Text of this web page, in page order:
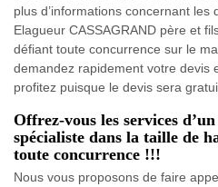
plus d’informations concernant les
Elagueur CASSAGRAND père et
défiant toute concurrence sur le
demandez rapidement votre devis
profitez puisque le devis sera
Offrez-vous les services
spécialiste dans la taille de
toute concurrence !!!
Nous vous proposons de faire